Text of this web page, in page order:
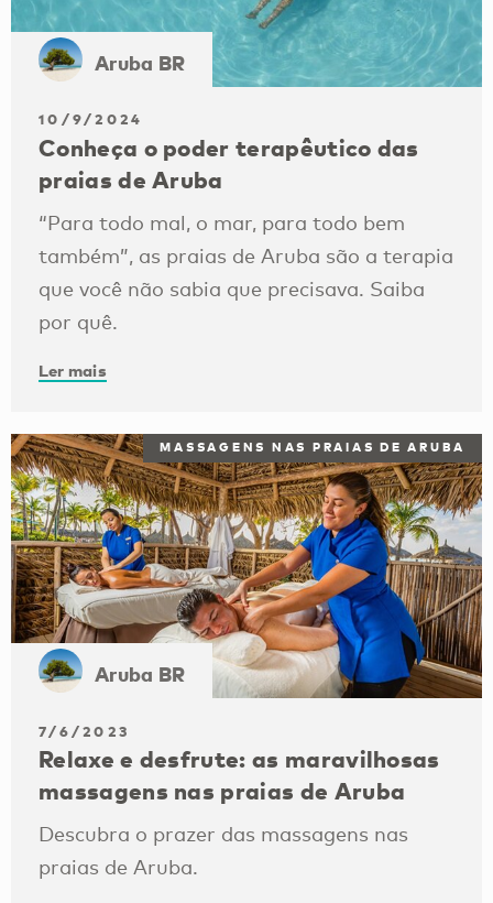
Aruba BR
10/9/2024
Conheça o poder terapêutico das
praias de Aruba
“Para todo mal, o mar, para todo bem
também”, as praias de Aruba são a terapia
que você não sabia que precisava. Saiba
por quê.
Ler mais
MASSAGENS NAS PRAIAS DE ARUBA
Aruba BR
7/6/2023
Relaxe e desfrute: as maravilhosas
massagens nas praias de Aruba
Descubra o prazer das massagens nas
praias de Aruba.